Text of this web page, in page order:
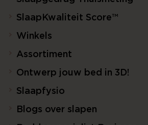
SlaapKwaliteit Score™
Winkels
Assortiment
Ontwerp jouw bed in 3D!
Slaapfysio
Blogs over slapen